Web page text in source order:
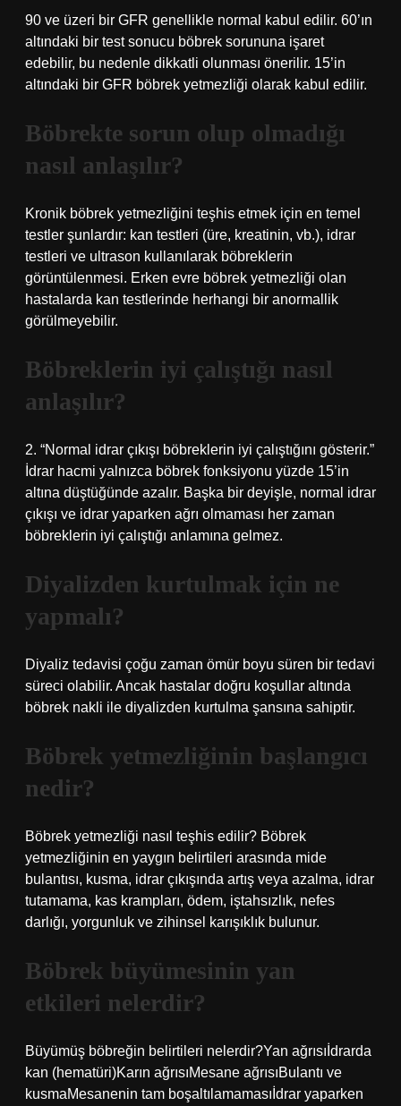
90 ve üzeri bir GFR genellikle normal kabul edilir. 60’ın
altındaki bir test sonucu böbrek sorununa işaret
edebilir, bu nedenle dikkatli olunması önerilir. 15’in
altındaki bir GFR böbrek yetmezliği olarak kabul edilir.
Böbrekte sorun olup olmadığı
nasıl anlaşılır?
Kronik böbrek yetmezliğini teşhis etmek için en temel
testler şunlardır: kan testleri (üre, kreatinin, vb.), idrar
testleri ve ultrason kullanılarak böbreklerin
görüntülenmesi. Erken evre böbrek yetmezliği olan
hastalarda kan testlerinde herhangi bir anormallik
görülmeyebilir.
Böbreklerin iyi çalıştığı nasıl
anlaşılır?
2. “Normal idrar çıkışı böbreklerin iyi çalıştığını gösterir.”
İdrar hacmi yalnızca böbrek fonksiyonu yüzde 15’in
altına düştüğünde azalır. Başka bir deyişle, normal idrar
çıkışı ve idrar yaparken ağrı olmaması her zaman
böbreklerin iyi çalıştığı anlamına gelmez.
Diyalizden kurtulmak için ne
yapmalı?
Diyaliz tedavisi çoğu zaman ömür boyu süren bir tedavi
süreci olabilir. Ancak hastalar doğru koşullar altında
böbrek nakli ile diyalizden kurtulma şansına sahiptir.
Böbrek yetmezliğinin başlangıcı
nedir?
Böbrek yetmezliği nasıl teşhis edilir? Böbrek
yetmezliğinin en yaygın belirtileri arasında mide
bulantısı, kusma, idrar çıkışında artış veya azalma, idrar
tutamama, kas krampları, ödem, iştahsızlık, nefes
darlığı, yorgunluk ve zihinsel karışıklık bulunur.
Böbrek büyümesinin yan
etkileri nelerdir?
Büyümüş böbreğin belirtileri nelerdir?Yan ağrısıİdrarda
kan (hematüri)Karın ağrısıMesane ağrısıBulantı ve
kusmaMesanenin tam boşaltılamamasıİdrar yaparken